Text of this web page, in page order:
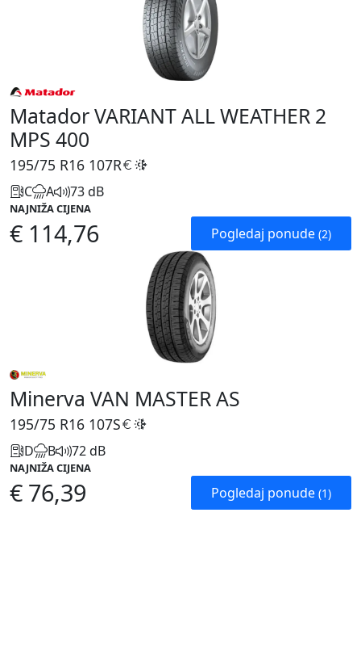
Matador VARIANT ALL WEATHER 2
MPS 400
195/75 R16 107R
C A 73 dB
NAJNIŽA CIJENA
€ 114,76 Pogledaj ponude (2)
Minerva VAN MASTER AS
195/75 R16 107S
D B 72 dB
NAJNIŽA CIJENA
€ 76,39 Pogledaj ponude (1)